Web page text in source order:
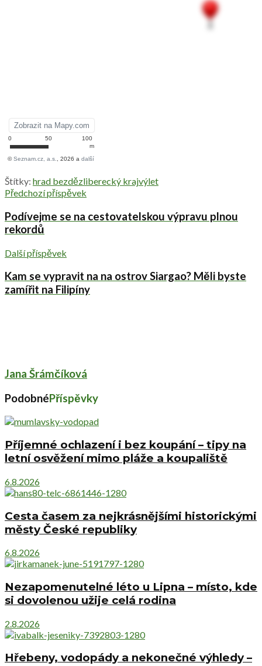
Štítky: hrad bezdězliberecký krajvýlet
Předchozí příspěvek
Podívejme se na cestovatelskou výpravu plnou
rekordů
Další příspěvek
Kam se vypravit na na ostrov Siargao? Měli byste
zamířit na Filipíny
Jana Šrámčíková
PodobnéPříspěvky
Příjemné ochlazení i bez koupání – tipy na
letní osvěžení mimo pláže a koupaliště
6.8.2026
Cesta časem za nejkrásnějšími historickými
městy České republiky
6.8.2026
Nezapomenutelné léto u Lipna – místo, kde
si dovolenou užije celá rodina
2.8.2026
Hřebeny, vodopády a nekonečné výhledy –